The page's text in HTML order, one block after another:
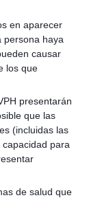
en aparecer
haya
causar
los que
presentarán
que las
(incluidas las
para
de salud que